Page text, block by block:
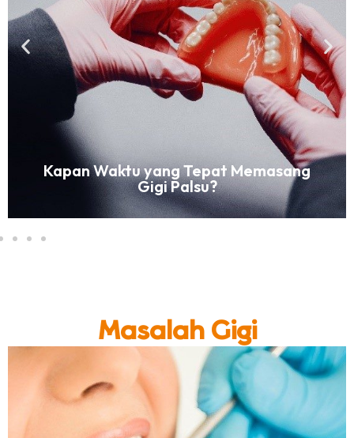
Kapan Waktu yang Tepat Memasang
Gigi Palsu?
Masalah Gigi